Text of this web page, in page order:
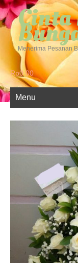
Cinta
Menerima Pesanan
Rp0.00
Menu